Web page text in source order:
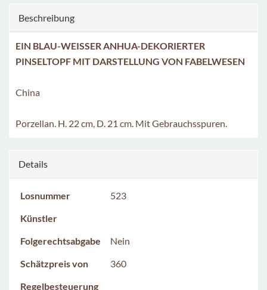
Beschreibung
EIN BLAU-WEISSER ANHUA-DEKORIERTER
PINSELTOPF MIT DARSTELLUNG VON FABELWESEN
China
Porzellan. H. 22 cm, D. 21 cm. Mit Gebrauchsspuren.
Details
Losnummer
523
Künstler
Folgerechtsabgabe
Nein
Schätzpreis von
360
Regelbesteuerung